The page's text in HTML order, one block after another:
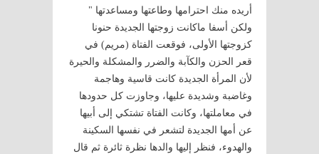
أريده منك احترامها وطاعتها ومساعدتها "
ولكن أسفا ماكانت زوجتها الجديدة حنونا
كزوجتها الأولى، فوقعت الفتاة (مريم) في
قعر الحزن والكآبة والضرر والمشكلة والحيرة
لأن المرأة الجديدة كانت قاسية وهاجمة
وغاضبة وشديدة عليها، وجاوزت كل حدودها
في معاملتها، وكانت الفتاة تشتكي إلى أبيها
عن أمها الجديدة لتشعر في نفسها السكينة
والهدوء، فنظر إليها والدها نظرة ثائرة ثم قال